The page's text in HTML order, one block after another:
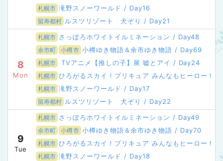
札幌市 滝野スノーワールド / Day16
留寿都村 ルスツリゾート 犬ぞり / Day21
8
Mon
札幌市 さっぽろホワイトイルミネーション / Day48
余市町 小樽市 小樽ゆき物語＆余市ゆき物語 / Day69
札幌市 TVアニメ【推しの子】展 嘘とアイ / Day24
札幌市 ひろがるスカイ！プリキュア みんなもヒーロー！
札幌市 滝野スノーワールド / Day17
留寿都村 ルスツリゾート 犬ぞり / Day22
9
Tue
札幌市 さっぽろホワイトイルミネーション / Day49
余市町 小樽市 小樽ゆき物語＆余市ゆき物語 / Day70
札幌市 ひろがるスカイ！プリキュア みんなもヒーロー！
札幌市 滝野スノーワールド / Day18